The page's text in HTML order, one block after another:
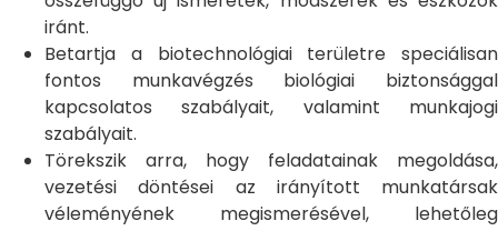
iránt.
Betartja a biotechnológiai területre speciálisan
fontos munkavégzés biológiai biztonsággal
kapcsolatos szabályait, valamint munkajogi
szabályait.
Törekszik arra, hogy feladatainak megoldása,
vezetési döntései az irányított munkatársak
véleményének megismerésével, lehetőleg